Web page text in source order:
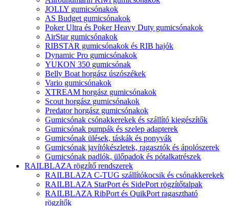
JOLLY gumicsónakok
AS Budget gumicsónakok
Poker Ultra és Poker Heavy Duty gumicsónakok
AirStar gumicsónakok
RIBSTAR gumicsónakok és RIB hajók
Dynamic Pro gumicsónakok
YUKON 350 gumicsónak
Belly Boat horgász úszószékek
Vario gumicsónakok
XTREAM horgász gumicsónakok
Scout horgász gumicsónakok
Predator horgász gumicsónakok
Gumicsónak csónakkerekek és szállító kiegészítők
Gumicsónak pumpák és szelep adapterek
Gumicsónak ülések, táskák és ponyvák
Gumicsónak javítókészletek, ragasztók és ápolószerek
Gumicsónak padlók, ülőpadok és pótalkatrészek
RAILBLAZA rögzítő rendszerek
RAILBLAZA C-TUG szállítókocsik és csónakkerekek
RAILBLAZA StarPort és SidePort rögzítőtalpak
RAILBLAZA RibPort és QuikPort ragasztható
rögzítők